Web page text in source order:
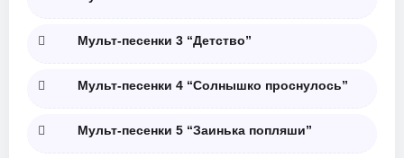
Мульт-песенки 3 “Детство”
Мульт-песенки 4 “Солнышко проснулось”
Мульт-песенки 5 “Заинька попляши”